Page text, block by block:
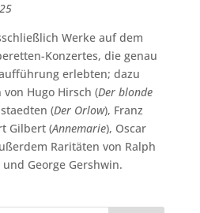
Werke auf dem
Konzertes, die genau
erlebten; dazu
Hugo Hirsch (Der blonde
(Der Orlow), Franz
Gilbert (Annemarie), Oscar
Raritäten von Ralph
George Gershwin.